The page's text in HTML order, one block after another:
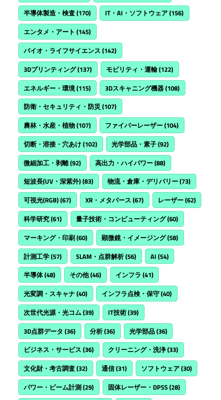
半導体製造・検査(170) IT・AI・ソフトウェア(156)
エンタメ・アート (145)
バイオ・ライフサイエンス (142)
3Dプリンティング(137) モビリティ・運輸(122)
エネルギー・環境(115) 3Dスキャニング機器(108)
防衛・セキュリティ・防災(107)
農林・水産・植物(107) ファイバーレーザー(104)
切断・溶接・穴あけ(102) 光学部品・素子(92)
微細加工・剥離(92) 高出力・ハイパワー(88)
短波長(UV・深紫外)(83) 物流・倉庫・デリバリー(73)
可視光(RGB)(67) XR・メタバース (67) レーザー(62)
科学研究(61) 量子技術・コンピューティング(60)
マーキング・印刷(60) 顕微鏡・イメージング(58)
計測工学(57) SLAM・点群解析(56) AI (54)
半導体(48) その他(46) インフラ (41)
光変調・スキャナ(40) インフラ点検・保守(40)
次世代光源・光コム(39) IT技術(39)
3D点群データ (36) 分析(36) 光学部品(36)
ビジネス・サービス (36) クリーニング・洗浄(33)
文化財・考古調査(32) 通信(31) ソフトウェア(30)
パワー・ビーム計測(29) 固体レーザー・DPSS(28)